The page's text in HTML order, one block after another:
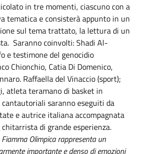
in tre momenti, ciascuno con a
tematica e consisterà appunto in un
sul tema trattato, la lettura di un
Saranno coinvolti: Shadi Al-
e testimone del genocidio
Chionchio, Catia Di Domenico,
Raffaella del Vinaccio (sport);
atleta teramano di basket in
saranno eseguiti da
e autrice italiana accompagnata
chitarrista di grande esperienza.
Olimpica rappresenta un
importante e denso di emozioni